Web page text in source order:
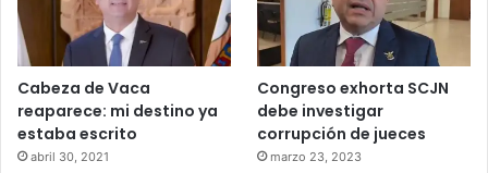
Cabeza de Vaca
reaparece: mi destino ya
estaba escrito
abril 30, 2021
Congreso exhorta SCJN
debe investigar
corrupción de jueces
marzo 23, 2023